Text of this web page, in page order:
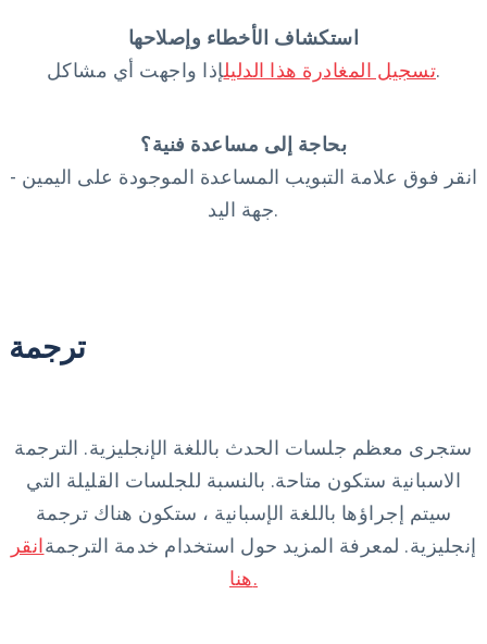
استكشاف الأخطاء وإصلاحها
تسجيل المغادرة هذا الدليلإذا واجهت أي مشاكل.
بحاجة إلى مساعدة فنية؟
انقر فوق علامة التبويب المساعدة الموجودة على اليمين -
جهة اليد.
ترجمة
ستجرى معظم جلسات الحدث باللغة الإنجليزية. الترجمة
الاسبانية ستكون متاحة. بالنسبة للجلسات القليلة التي
سيتم إجراؤها باللغة الإسبانية ، ستكون هناك ترجمة
إنجليزية. لمعرفة المزيد حول استخدام خدمة الترجمةانقر
هنا.